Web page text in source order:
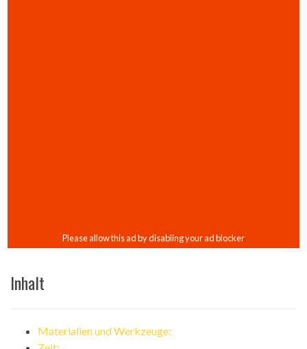
Inhalt
Materialien und Werkzeuge: